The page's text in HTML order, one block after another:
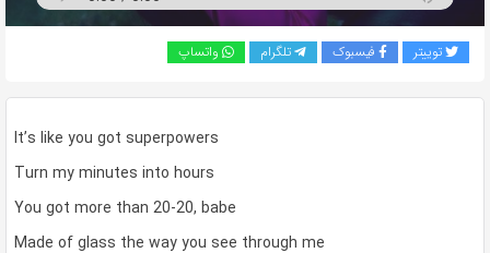
توییتر فیسبوک تلگرام واتساپ
It’s like you got superpowers
Turn my minutes into hours
You got more than 20-20, babe
Made of glass the way you see through me